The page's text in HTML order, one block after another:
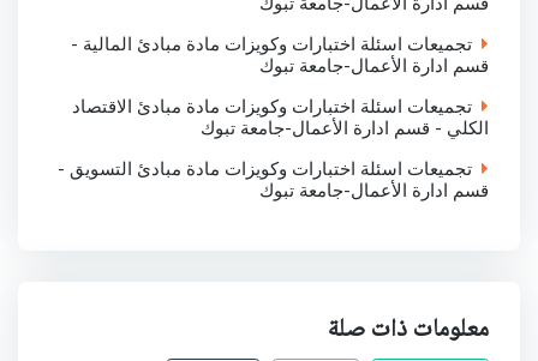
تجميعات اسئلة اختبارات وكويزات مادة مبادئ المالية -
قسم ادارة الأعمال-جامعة تبوك
تجميعات اسئلة اختبارات وكويزات مادة مبادئ الاقتصاد
الكلي - قسم ادارة الأعمال-جامعة تبوك
تجميعات اسئلة اختبارات وكويزات مادة مبادئ التسويق -
قسم ادارة الأعمال-جامعة تبوك
معلومات ذات صلة